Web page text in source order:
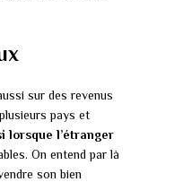
sur des revenus
pays et
lorsque l’étranger
On entend par là
son bien